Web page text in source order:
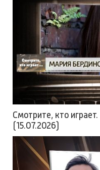
Смотрите, кто
(15.07.2026)